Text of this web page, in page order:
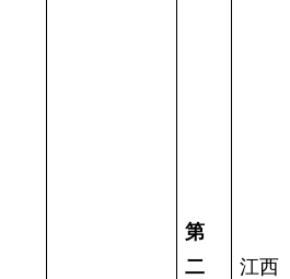
第
二
江西